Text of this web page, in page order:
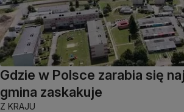
Gdzie w Polsce zarabia się
gmina zaskakuje
Z KRAJU